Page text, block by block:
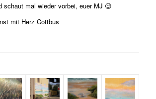
schaut mal wieder vorbei, euer MJ 😉
mit Herz Cottbus